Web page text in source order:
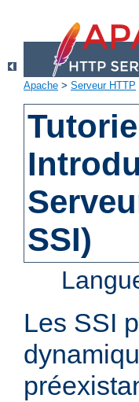
Apache > Serveur HTTP
SSI)
Les SSI